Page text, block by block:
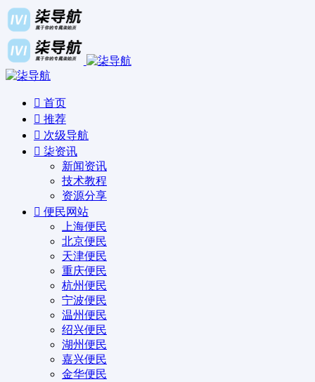
首页
推荐
次级导航
柒资讯
新闻资讯
技术教程
资源分享
便民网站
上海便民
北京便民
天津便民
重庆便民
杭州便民
宁波便民
温州便民
绍兴便民
湖州便民
嘉兴便民
金华便民